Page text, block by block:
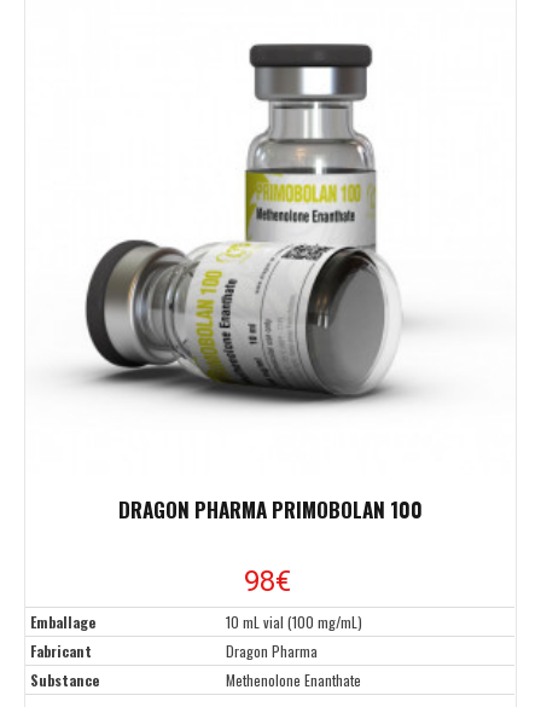
DRAGON PHARMA PRIMOBOLAN 100
98€
Emballage
10 mL vial (100 mg/mL)
Fabricant
Dragon Pharma
Substance
Methenolone Enanthate